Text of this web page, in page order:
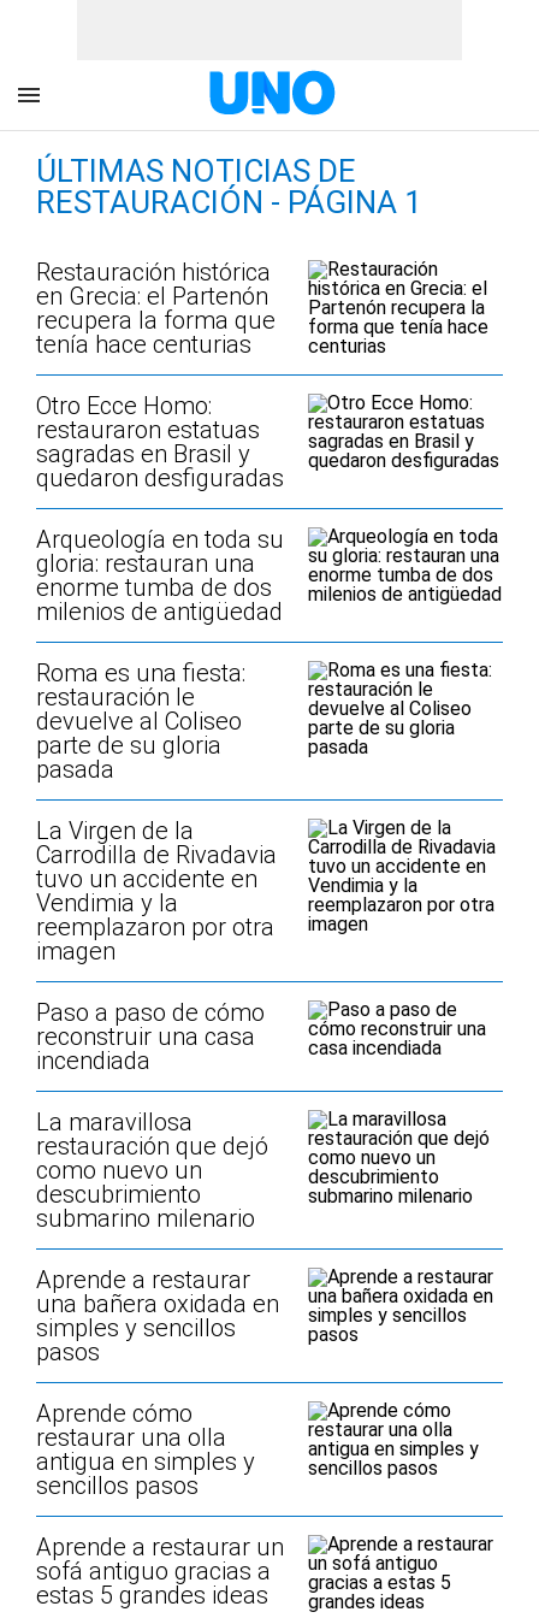
ÚLTIMAS NOTICIAS DE
RESTAURACIÓN - PÁGINA 1
Restauración histórica
en Grecia: el Partenón
recupera la forma que
tenía hace centurias
Otro Ecce Homo:
restauraron estatuas
sagradas en Brasil y
quedaron desfiguradas
Arqueología en toda su
gloria: restauran una
enorme tumba de dos
milenios de antigüedad
Roma es una fiesta:
restauración le
devuelve al Coliseo
parte de su gloria
pasada
La Virgen de la
Carrodilla de Rivadavia
tuvo un accidente en
Vendimia y la
reemplazaron por otra
imagen
Paso a paso de cómo
reconstruir una casa
incendiada
La maravillosa
restauración que dejó
como nuevo un
descubrimiento
submarino milenario
Aprende a restaurar
una bañera oxidada en
simples y sencillos
pasos
Aprende cómo
restaurar una olla
antigua en simples y
sencillos pasos
Aprende a restaurar un
sofá antiguo gracias a
estas 5 grandes ideas